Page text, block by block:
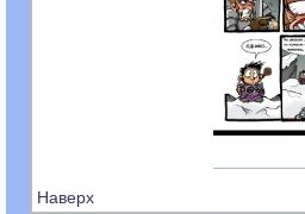
Наверх